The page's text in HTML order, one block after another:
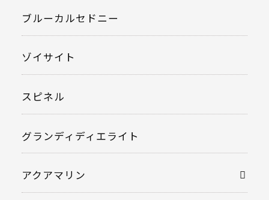
ブルーカルセドニー
ゾイサイト
スピネル
グランディディエライト
アクアマリン